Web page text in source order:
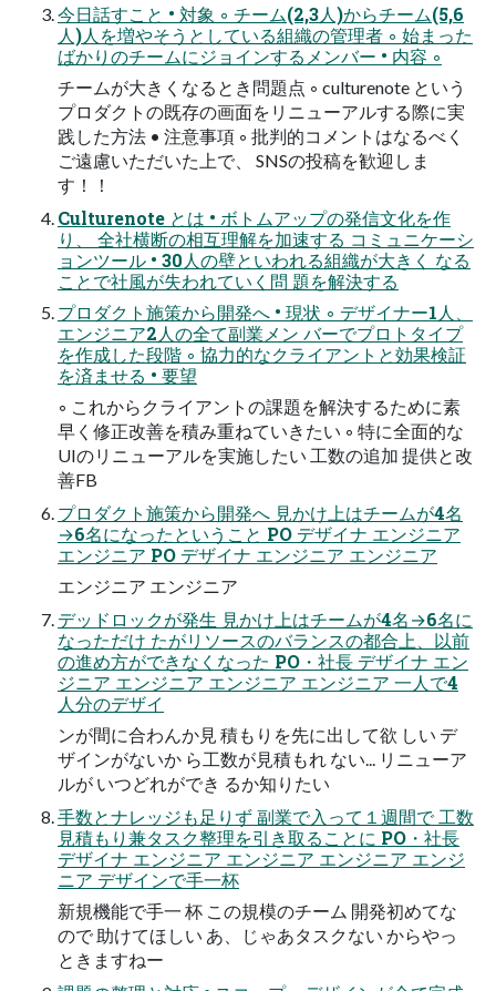
今日話すこと • 対象 ◦ チーム(2,3人)からチーム(5,6
人)人を増やそうとしている組織の管理者 ◦ 始まった
ばかりのチームにジョインするメンバー • 内容 ◦
チームが大きくなるとき問題点 ◦ culturenote という
プロダクトの既存の画面をリニューアルする際に実
践した方法 • 注意事項 ◦ 批判的コメントはなるべく
ご遠慮いただいた上で、 SNSの投稿を歓迎しま
す！！
Culturenote とは • ボトムアップの発信文化を作
り、 全社横断の相互理解を加速する コミュニケーシ
ョンツール • 30人の壁といわれる組織が大きく なる
ことで社風が失われていく問 題を解決する
プロダクト施策から開発へ • 現状 ◦ デザイナー1人、
エンジニア2人の全て副業メン バーでプロトタイプ
を作成した段階 ◦ 協力的なクライアントと効果検証
を済ませる • 要望
◦ これからクライアントの課題を解決するために素
早く修正改善を積み重ねていきたい ◦ 特に全面的な
UIのリニューアルを実施したい 工数の追加 提供と改
善FB
プロダクト施策から開発へ 見かけ上はチームが4名
→6名になったということ PO デザイナ エンジニア
エンジニア PO デザイナ エンジニア エンジニア
エンジニア エンジニア
デッドロックが発生 見かけ上はチームが4名→6名に
なっただけ たがリソースのバランスの都合上、以前
の進め方ができなくなった PO・社長 デザイナ エン
ジニア エンジニア エンジニア エンジニア 一人で4
人分のデザイ
ンが間に合わんか見 積もりを先に出して欲 しい デ
ザインがないか ら工数が見積もれ ない... リニューア
ルが いつどれができ るか知りたい
手数とナレッジも足りず 副業で入って１週間で 工数
見積もり兼タスク整理を引き取ることに PO・社長
デザイナ エンジニア エンジニア エンジニア エンジ
ニア デザインで手一杯
新規機能で手一 杯 この規模のチーム 開発初めてな
ので 助けてほしい あ、じゃあタスクない からやっ
ときますねー